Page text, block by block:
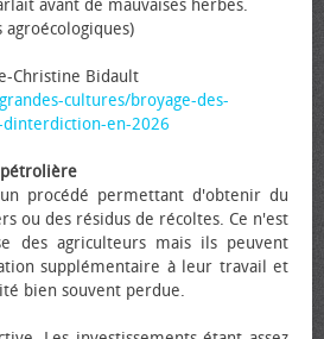
avant de mauvaises herbes.
Christine Bidault
cultures/broyage-des-
dinterdiction-en-2026
procédé permettant d'obtenir du
ou des résidus de récoltes. Ce n'est
des agriculteurs mais ils peuvent
supplémentaire à leur travail et
bien souvent perdue.